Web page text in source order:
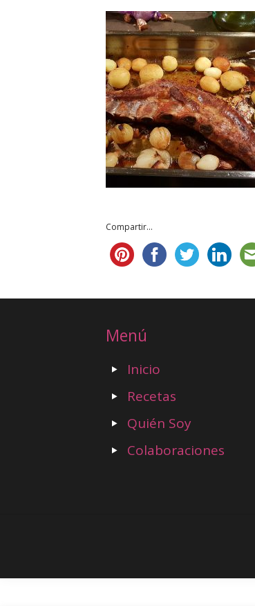
Compartir...
Menú
Inicio
Recetas
Quién Soy
Colaboraciones